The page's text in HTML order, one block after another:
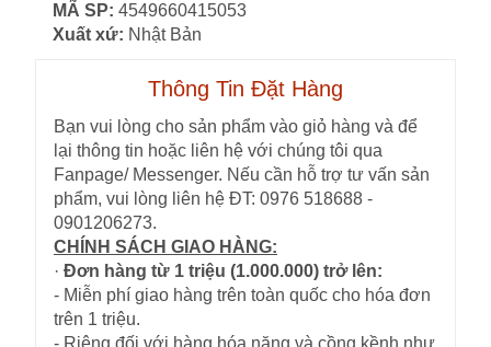
MÃ SP: 4549660415053
Xuất xứ: Nhật Bản
Thông Tin Đặt Hàng
Bạn vui lòng cho sản phẩm vào giỏ hàng và để
lại thông tin hoặc liên hệ với chúng tôi qua
Fanpage/ Messenger. Nếu cần hỗ trợ tư vấn sản
phẩm, vui lòng liên hệ ĐT: 0976 518688 -
0901206273.
CHÍNH SÁCH GIAO HÀNG:
· Đơn hàng từ 1 triệu (1.000.000) trở lên:
- Miễn phí giao hàng trên toàn quốc cho hóa đơn
trên 1 triệu.